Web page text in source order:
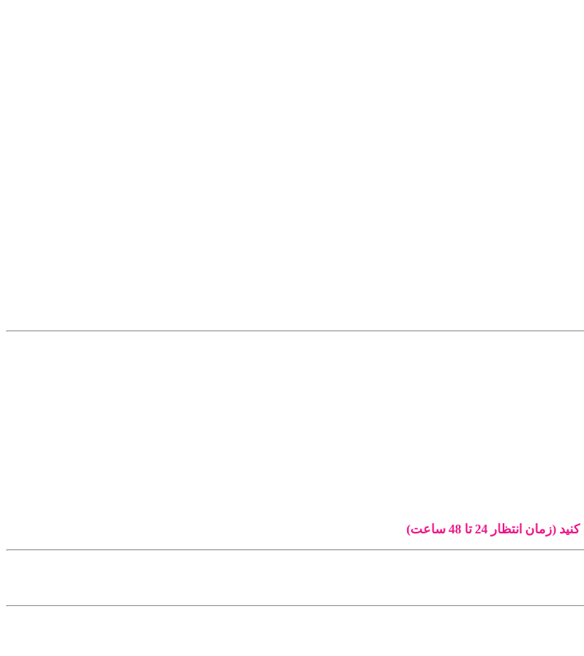
انتظار 24 تا 48 ساعت)